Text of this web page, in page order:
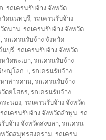
,รถเครนรับจ้าง จังหวัด
วัดนนทบุรี,รถเครนรับจ้าง
วัดน่าน,รถเครนรับจ้าง จังหวัด
,รถเครนรับจ้าง จังหวัด
นบุรี,รถเครนรับจ้าง จังหวัด
วัดพะเยา,รถเครนรับจ้าง
ษณุโลก +,รถเครนรับจ้าง
าสารคาม,รถเครนรับจ้าง
วัดยโสธร,รถเครนรับจ้าง
ระนอง,รถเครนรับจ้าง จังหวัด
รถเครนรับจ้าง จังหวัดลำพูน,รถ
รับจ้าง จังหวัดสงขลา,รถเครน
หวัดสมุทรสงคราม,รถเครน